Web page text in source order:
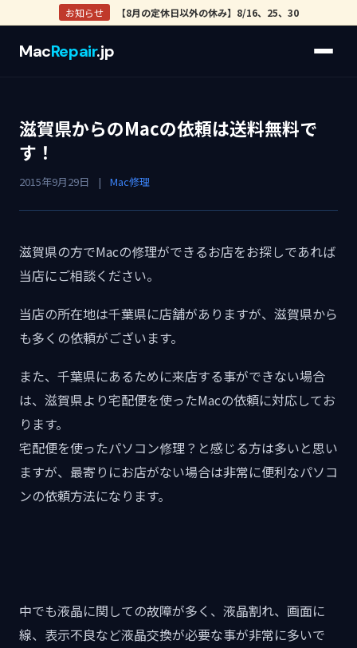
お知らせ 【8月の定休日以外の休み】8/16、25、30
MacRepair.jp
滋賀県からのMacの依頼は送料無料で
す！
2015年9月29日 | Mac修理
滋賀県の方でMacの修理ができるお店をお探しであれば
当店にご相談ください。
当店の所在地は千葉県に店舗がありますが、滋賀県から
も多くの依頼がございます。
また、千葉県にあるために来店する事ができない場合
は、滋賀県より宅配便を使ったMacの依頼に対応してお
ります。
宅配便を使ったパソコン修理？と感じる方は多いと思い
ますが、最寄りにお店がない場合は非常に便利なパソコ
ンの依頼方法になります。
中でも液晶に関しての故障が多く、液晶割れ、画面に
線、表示不良など液晶交換が必要な事が非常に多いで